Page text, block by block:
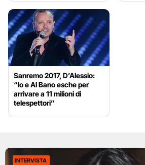
Sanremo 2017, D’Alessio:
“Io e Al Bano esche per
arrivare a 11 milioni di
telespettori”
INTERVISTA